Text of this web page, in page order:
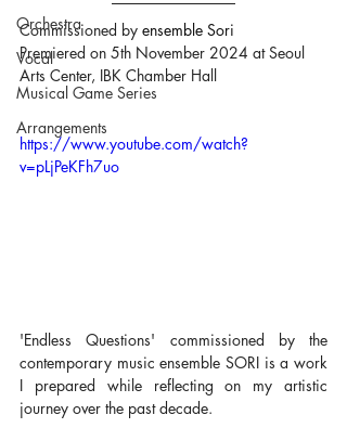
Orchestra
Vocal
Musical Game Series
Arrangements
Commissioned by ensemble Sori
Premiered on 5th November 2024 at Seoul
Arts Center, IBK Chamber Hall
https://www.youtube.com/watch?
v=pLjPeKFh7uo
'Endless Questions' commissioned by the
contemporary music ensemble SORI is a work
I prepared while reflecting on my artistic
journey over the past decade.